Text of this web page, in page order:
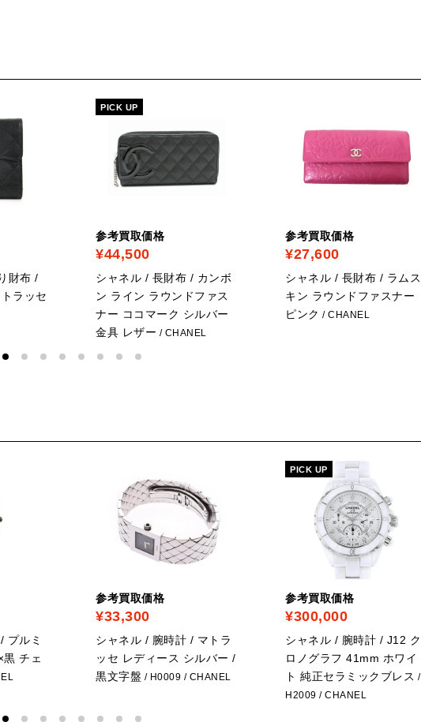
財布 /
ラッセ
PICK UP
参考買取価格
¥44,500
シャネル / 長財布 / カンボ
ン ライン ラウンドファス
ナー ココマーク シルバー
金具 レザー / CHANEL
参考買取価格
¥27,600
シャネル / 長財布 / ラムス
キン ラウンドファスナー
ピンク / CHANEL
プルミ
チェ
参考買取価格
¥33,300
シャネル / 腕時計 / マトラ
ッセ レディース シルバー /
黒文字盤 / H0009 / CHANEL
PICK UP
参考買取価格
¥300,000
シャネル / 腕時計 / J12 ク
ロノグラフ 41mm ホワイ
ト 純正セラミックブレス /
H2009 / CHANEL